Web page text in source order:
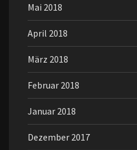
Mai 2018
April 2018
März 2018
Februar 2018
Januar 2018
Dezember 2017